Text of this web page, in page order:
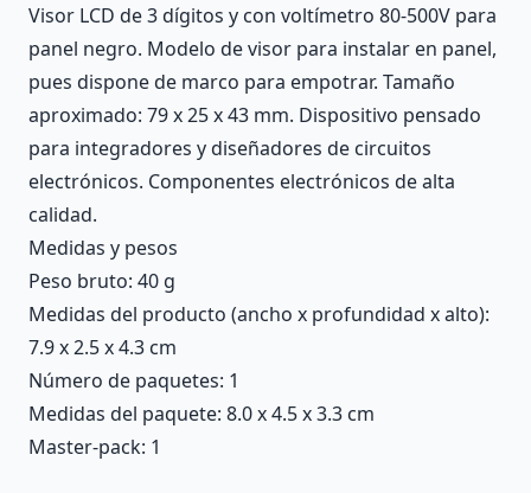
Visor LCD de 3 dígitos y con voltímetro 80-500V para
panel negro. Modelo de visor para instalar en panel,
pues dispone de marco para empotrar. Tamaño
aproximado: 79 x 25 x 43 mm. Dispositivo pensado
para integradores y diseñadores de circuitos
electrónicos. Componentes electrónicos de alta
calidad.
Medidas y pesos
Peso bruto: 40 g
Medidas del producto (ancho x profundidad x alto):
7.9 x 2.5 x 4.3 cm
Número de paquetes: 1
Medidas del paquete: 8.0 x 4.5 x 3.3 cm
Master-pack: 1